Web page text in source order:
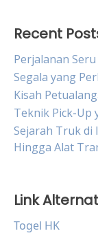
Recent
Perjalanan
Segala yang
Kisah
Teknik Pick-Up
Sejarah Truk di
Hingga Alat
Link
Togel HK